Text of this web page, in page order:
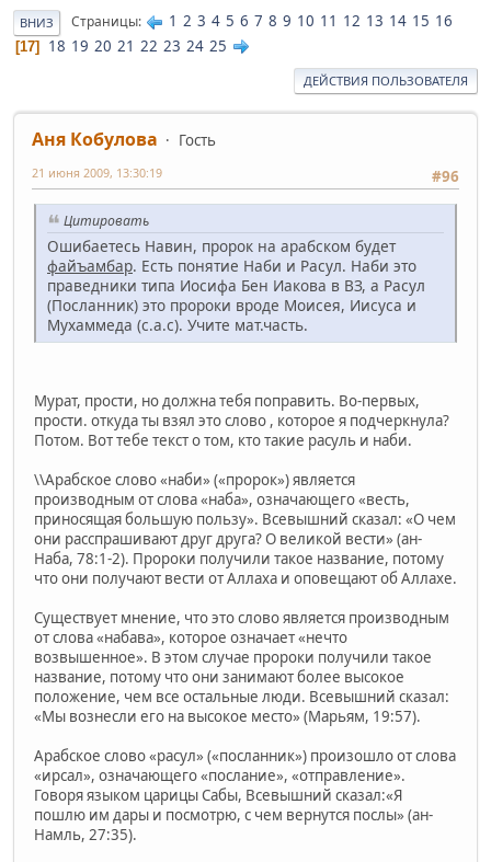
ВНИЗ Страницы 1 2 3 4 5 6 7 8 9 10 11 12 13 14 15 16
17 18 19 20 21 22 23 24 25
ДЕЙСТВИЯ ПОЛЬЗОВАТЕЛЯ
Аня Кобулова
Гость
#96
21 июня 2009, 13:30:19
Цитировать
Ошибаетесь Навин, пророк на арабском будет
файъамбар. Есть понятие Наби и Расул. Наби это
праведники типа Иосифа Бен Иакова в ВЗ, а Расул
(Посланник) это пророки вроде Моисея, Иисуса и
Мухаммеда (с.а.с). Учите мат.часть.
Мурат, прости, но должна тебя поправить. Во-первых,
прости. откуда ты взял это слово , которое я подчеркнула?
Потом. Вот тебе текст о том, кто такие расуль и наби.
\\Арабское слово «наби» («пророк») является
производным от слова «наба», означающего «весть,
приносящая большую пользу». Всевышний сказал: «О чем
они расспрашивают друг друга? О великой вести» (ан-
Наба, 78:1-2). Пророки получили такое название, потому
что они получают вести от Аллаха и оповещают об Аллахе.
Существует мнение, что это слово является производным
от слова «набава», которое означает «нечто
возвышенное». В этом случае пророки получили такое
название, потому что они занимают более высокое
положение, чем все остальные люди. Всевышний сказал:
«Мы вознесли его на высокое место» (Марьям, 19:57).
Арабское слово «расул» («посланник») произошло от слова
«ирсал», означающего «послание», «отправление».
Говоря языком царицы Сабы, Всевышний сказал:«Я
пошлю им дары и посмотрю, с чем вернутся послы» (ан-
Намль, 27:35).